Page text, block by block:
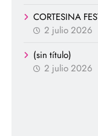
CORTESINA
2 julio 2026
(sin título)
2 julio 2026